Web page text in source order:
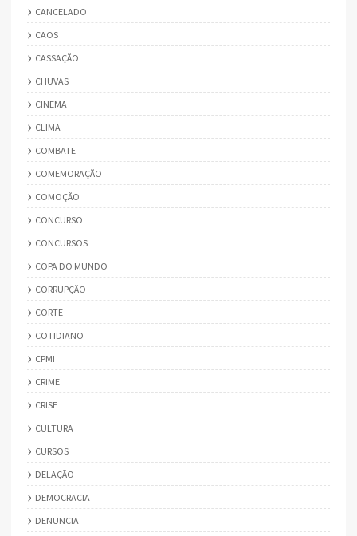
CANCELADO
CAOS
CASSAÇÃO
CHUVAS
CINEMA
CLIMA
COMBATE
COMEMORAÇÃO
COMOÇÃO
CONCURSO
CONCURSOS
COPA DO MUNDO
CORRUPÇÃO
CORTE
COTIDIANO
CPMI
CRIME
CRISE
CULTURA
CURSOS
DELAÇÃO
DEMOCRACIA
DENUNCIA